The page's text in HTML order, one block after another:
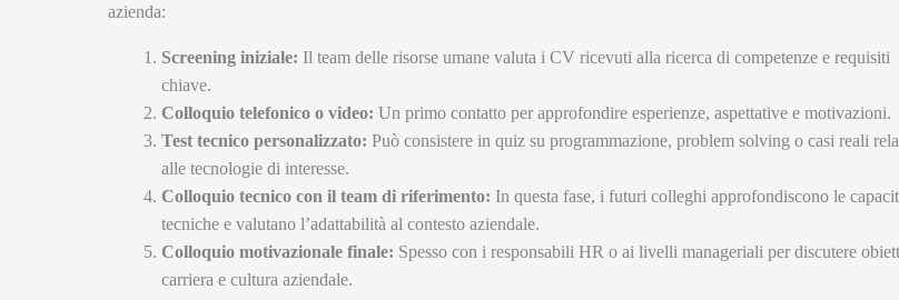
azienda:
Screening iniziale: Il team delle risorse umane valuta i CV ricevuti alla ricerca di competenze e requisiti
chiave.
Colloquio telefonico o video: Un primo contatto per approfondire esperienze, aspettative e motivazioni.
Test tecnico personalizzato: Può consistere in quiz su programmazione, problem solving o casi reali
alle tecnologie di interesse.
Colloquio tecnico con il team di riferimento: In questa fase, i futuri colleghi approfondiscono le
tecniche e valutano l’adattabilità al contesto aziendale.
Colloquio motivazionale finale: Spesso con i responsabili HR o ai livelli manageriali per discutere
carriera e cultura aziendale.